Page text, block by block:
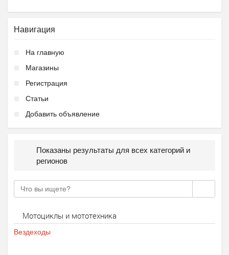
Навигация
На главную
Магазины
Регистрация
Статьи
Добавить объявление
Показаны результаты для всех категорий и
регионов
Мотоциклы и мототехника
Вездеходы